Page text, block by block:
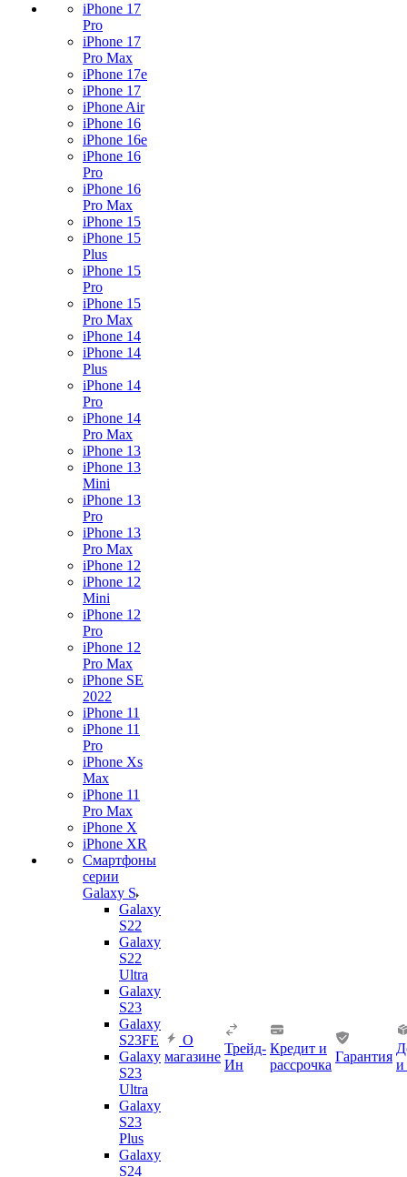
iPhone 17
Pro
iPhone 17
Pro Max
iPhone 17e
iPhone 17
iPhone Air
iPhone 16
iPhone 16e
iPhone 16
Pro
iPhone 16
Pro Max
iPhone 15
iPhone 15
Plus
iPhone 15
Pro
iPhone 15
Pro Max
iPhone 14
iPhone 14
Plus
iPhone 14
Pro
iPhone 14
Pro Max
iPhone 13
iPhone 13
Mini
iPhone 13
Pro
iPhone 13
Pro Max
iPhone 12
iPhone 12
Mini
iPhone 12
Pro
iPhone 12
Pro Max
iPhone SE
2022
iPhone 11
iPhone 11
Pro
iPhone Xs
Max
iPhone 11
Pro Max
iPhone X
iPhone XR
Смартфоны
серии
Galaxy S
Galaxy
S22
Galaxy
S22
Ultra
Galaxy
S23
Galaxy
S23FE
Galaxy
S23
Ultra
Galaxy
S23
Plus
Galaxy
S24
О
магазине
Трейд-
Ин
Кредит и
рассрочка
Гарантия
и